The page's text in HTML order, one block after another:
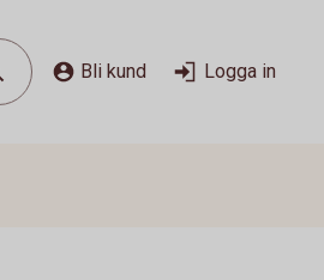
Bli kund Logga in